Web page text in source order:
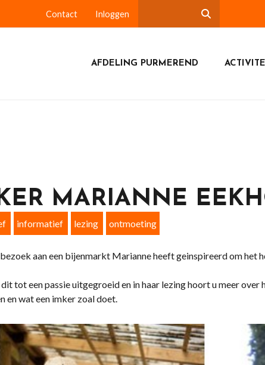
Contact Inloggen
AFDELING PURMEREND
MARIANNE
informatief lezing ontmoeting
aan een bijenmarkt Marianne heeft geinspireerd om het
dit tot een passie uitgegroeid en in haar lezing hoort u meer
en wat een imker zoal doet.